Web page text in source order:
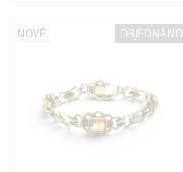
NOVÉ OBJEDNÁNO